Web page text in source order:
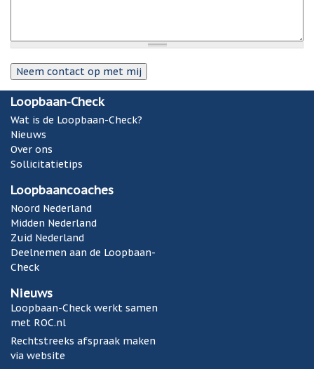
Loopbaan-Check
Wat is de Loopbaan-Check?
Nieuws
Over ons
Sollicitatietips
Loopbaancoaches
Noord Nederland
Midden Nederland
Zuid Nederland
Deelnemen aan de Loopbaan-
Check
Nieuws
Loopbaan-Check werkt samen
met ROC.nl
Rechtstreeks afspraak maken
via website